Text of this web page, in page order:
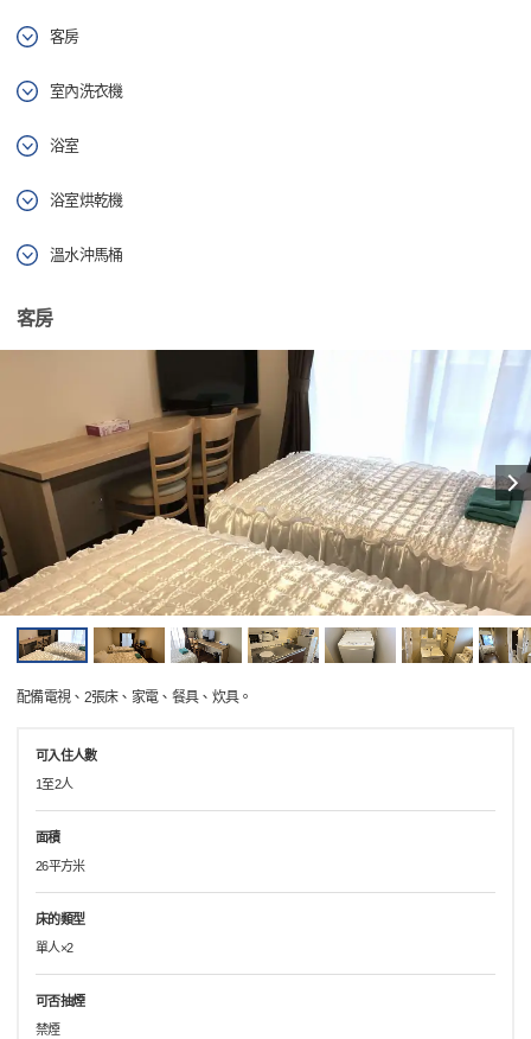
客房
室內洗衣機
浴室
浴室烘乾機
溫水沖馬桶
客房
配備電視、2張床、家電、餐具、炊具。
可入住人數
1至2人
面積
26平方米
床的類型
單人×2
可否抽煙
禁煙